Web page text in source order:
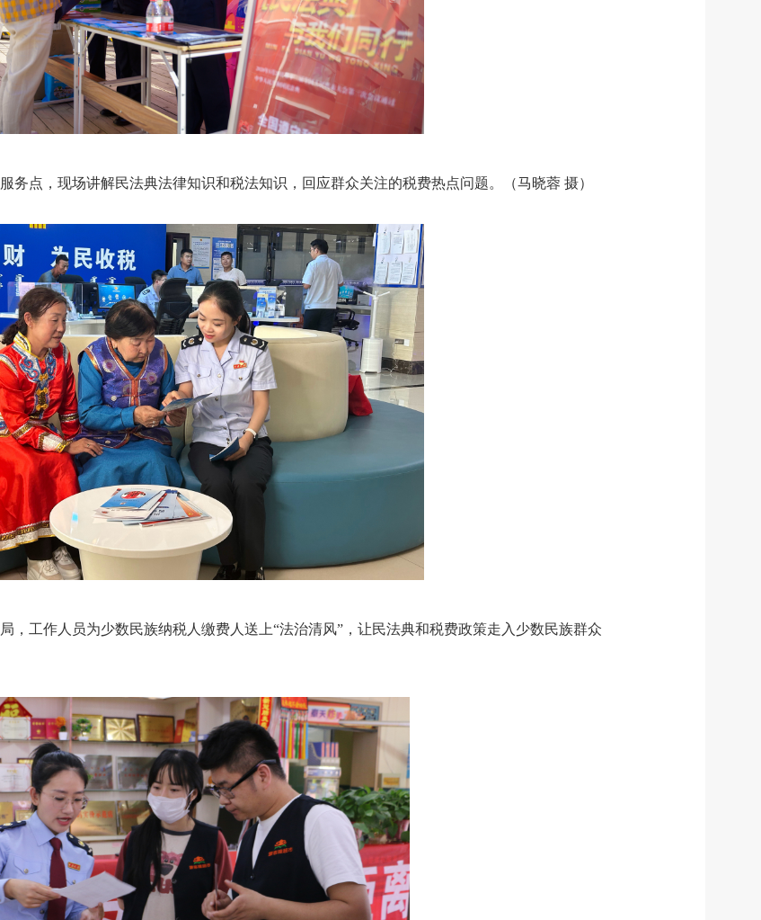
务点，现场讲解民法典法律知识和税法知识，回应群众关注的税费热点问题。（马晓蓉 摄）
，工作人员为少数民族纳税人缴费人送上“法治清风”，让民法典和税费政策走入少数民族群众